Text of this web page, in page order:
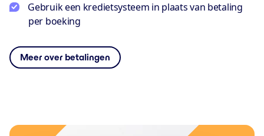
Gebruik een kredietsysteem in plaats van betaling
per boeking
Meer over betalingen